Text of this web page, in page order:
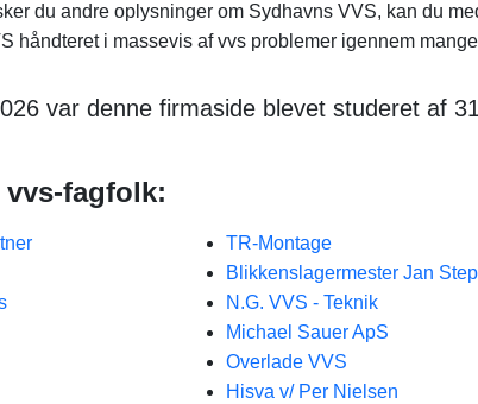
du andre oplysninger om Sydhavns VVS, kan du
håndteret i massevis af vvs problemer igennem
var denne firmaside blevet studeret af
vvs-fagfolk:
TR-Montage
Blikkenslagermester Jan
N.G. VVS - Teknik
Michael Sauer ApS
Overlade VVS
Hisva v/ Per Nielsen